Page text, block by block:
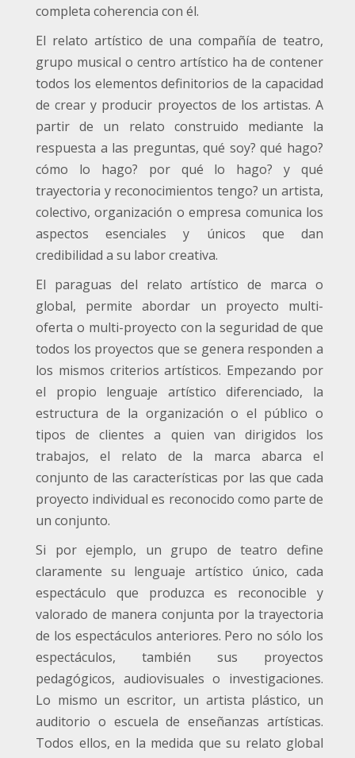
completa coherencia con él.
El relato artístico de una compañía de teatro,
grupo musical o centro artístico ha de contener
todos los elementos definitorios de la capacidad
de crear y producir proyectos de los artistas. A
partir de un relato construido mediante la
respuesta a las preguntas, qué soy? qué hago?
cómo lo hago? por qué lo hago? y qué
trayectoria y reconocimientos tengo? un artista,
colectivo, organización o empresa comunica los
aspectos esenciales y únicos que dan
credibilidad a su labor creativa.
El paraguas del relato artístico de marca o
global, permite abordar un proyecto multi-
oferta o multi-proyecto con la seguridad de que
todos los proyectos que se genera responden a
los mismos criterios artísticos. Empezando por
el propio lenguaje artístico diferenciado, la
estructura de la organización o el público o
tipos de clientes a quien van dirigidos los
trabajos, el relato de la marca abarca el
conjunto de las características por las que cada
proyecto individual es reconocido como parte de
un conjunto.
Si por ejemplo, un grupo de teatro define
claramente su lenguaje artístico único, cada
espectáculo que produzca es reconocible y
valorado de manera conjunta por la trayectoria
de los espectáculos anteriores. Pero no sólo los
espectáculos, también sus proyectos
pedagógicos, audiovisuales o investigaciones.
Lo mismo un escritor, un artista plástico, un
auditorio o escuela de enseñanzas artísticas.
Todos ellos, en la medida que su relato global